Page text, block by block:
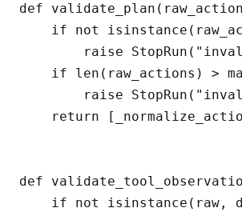
def
if not
raise
if len(raw_actions) >
raise
return
def
if not isinstance(raw,